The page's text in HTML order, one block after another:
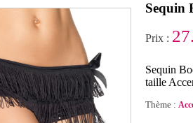
Sequin
Prix :
Sequin
taille
Thème :